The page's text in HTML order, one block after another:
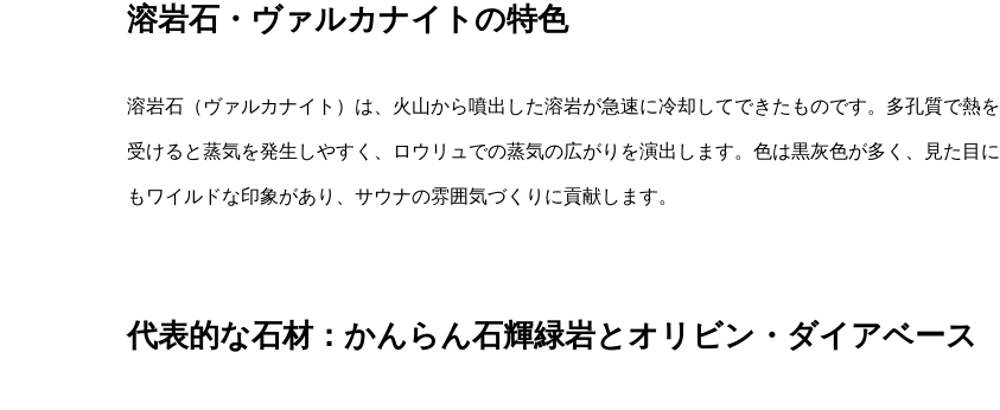
溶岩石・ヴァルカナイトの特色
溶岩石（ヴァルカナイト）は、火山から噴出した溶岩が急速に冷却してできたものです。多孔質で熱を
受けると蒸気を発生しやすく、ロウリュでの蒸気の広がりを演出します。色は黒灰色が多く、見た目に
もワイルドな印象があり、サウナの雰囲気づくりに貢献します。
代表的な石材：かんらん石輝緑岩とオリビン・ダイアベース